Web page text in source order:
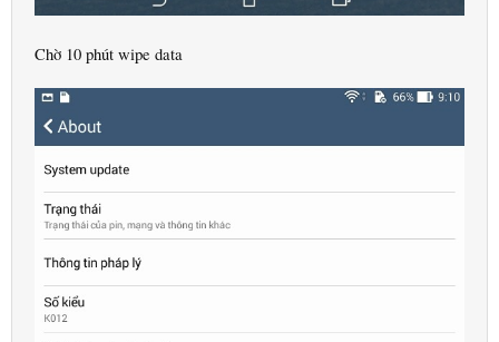
Chờ 10 phút wipe data